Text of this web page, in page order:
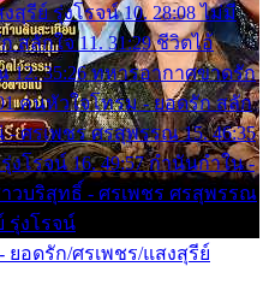
สุรีย์ รุ่งโรจน์ 10. 28:08 ไม่มี
สลักใจ 11. 31:29 ชีวิตไอ้
12. 35:26 ทหารอากาศขาดรัก
คนหัวใจโทรม - ยอดรัก สลัก
- ศรเพชร ศรสุพรรณ 15. 46:35
โรจน์ 16. 49:57 กำนันกำใน -
าวบริสุทธิ์ - ศรเพชร ศรสุพรรณ
รุ่งโรจน์
ยอดรัก/ศรเพชร/แสงสุรีย์